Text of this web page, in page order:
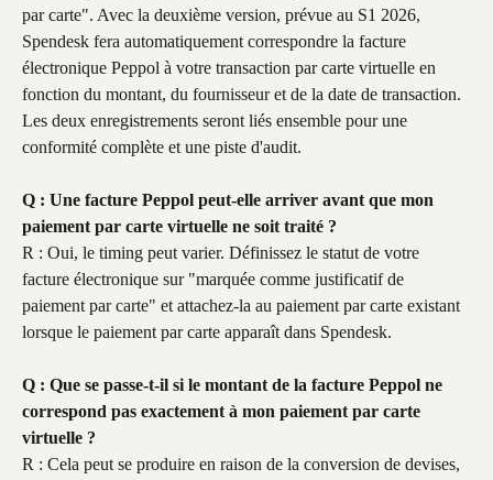
par carte". Avec la deuxième version, prévue au S1 2026,
Spendesk fera automatiquement correspondre la facture
électronique Peppol à votre transaction par carte virtuelle en
fonction du montant, du fournisseur et de la date de transaction.
Les deux enregistrements seront liés ensemble pour une
conformité complète et une piste d'audit.
Q : Une facture Peppol peut-elle arriver avant que mon
paiement par carte virtuelle ne soit traité ?
R : Oui, le timing peut varier. Définissez le statut de votre
facture électronique sur "marquée comme justificatif de
paiement par carte" et attachez-la au paiement par carte existant
lorsque le paiement par carte apparaît dans Spendesk.
Q : Que se passe-t-il si le montant de la facture Peppol ne
correspond pas exactement à mon paiement par carte
virtuelle ?
R : Cela peut se produire en raison de la conversion de devises,